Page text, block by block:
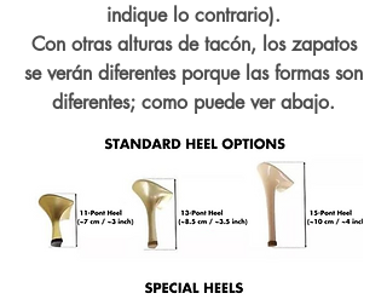
indique lo contrario).
Con otras alturas de tacón, los zapatos
se verán diferentes porque las formas son
diferentes; como puede ver abajo.